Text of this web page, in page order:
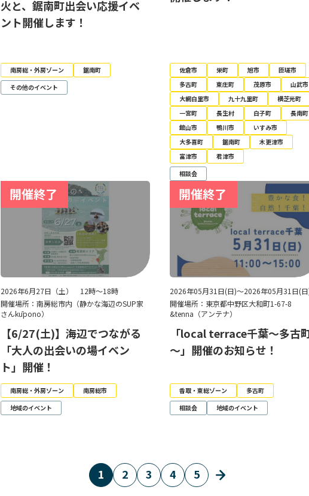
火と、鋸南町出会い応援イベ
ント開催します！
南房総・外房ゾーン
鋸南町
その他のイベント
佐倉市 栄町 旭市
匝瑳市
多古町
東庄町 茂原市
山武市
大網白里市
九十九里町
横芝光町
一宮町
長生村 白子町
長南町
館山市
鴨川市
いすみ市
大多喜町
鋸南町
木更津市
富津市
君津市
相談会
2026年6月27日（土） 12時～18時
開催場所：南房総市内（静かな海辺のSUP家
さんkūpono）
【6/27(土)】海辺でつながる
「大人の出会いの場イベン
ト」開催！
南房総・外房ゾーン
南房総市
地域のイベント
2026年05月31日(日)～2026年05月31日(
開催場所：東京都中野区大和町1-67-8
&tenna（アンテナ）
「local terrace千葉～多古
～」開催のお知らせ！
香取・東総ゾーン
多古町
相談会
地域のイベント
1 2 3 4 5